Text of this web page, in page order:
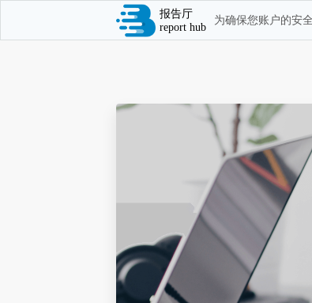
报告厅
report hub
为确保您账户的安